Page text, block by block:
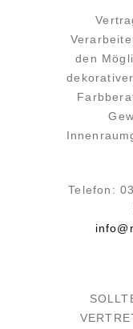
den
Telefon: